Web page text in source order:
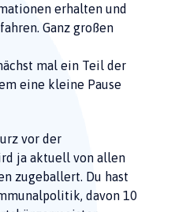
erhalten und
Ganz großen
mal ein Teil der
eine kleine Pause
vor der
ja aktuell von allen
zugeballert. Du hast
davon 10